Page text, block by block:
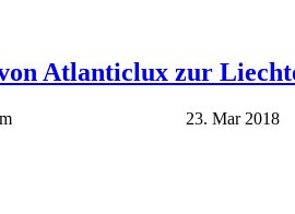
Atlanticlux zur
23. Mar 2018